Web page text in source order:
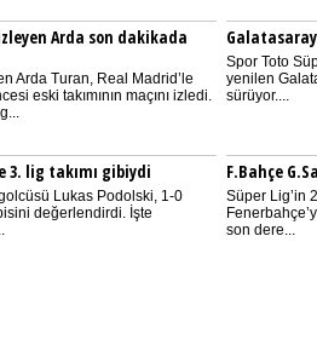
Arda son dakikada
Arda Turan, Real Madrid’le
eski takımının maçını izledi.
Spor Toto
yenilen
sürüyor....
3. lig takımı gibiydi
Lukas Podolski, 1-0
değerlendirdi. İşte
F.Bahçe
Süper Lig’in
son dere...